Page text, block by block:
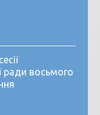
ради восьмого